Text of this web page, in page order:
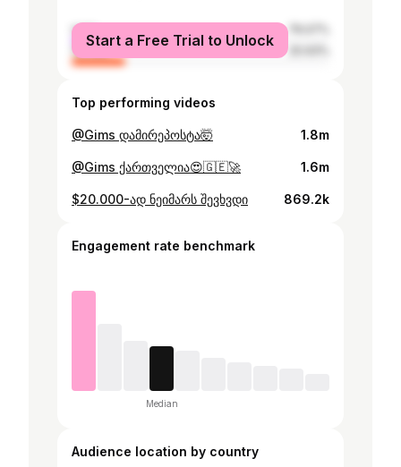
male
female
Start a Free Trial to Unlock
Top performing videos
@Gims დამირეპოსტა🤯 1.8m
@Gims ქართველია😍🇬🇪🚀 1.6m
$20.000-ად ნეიმარს შევხვდი 869.2k
Engagement rate benchmark
Median
Audience location by country